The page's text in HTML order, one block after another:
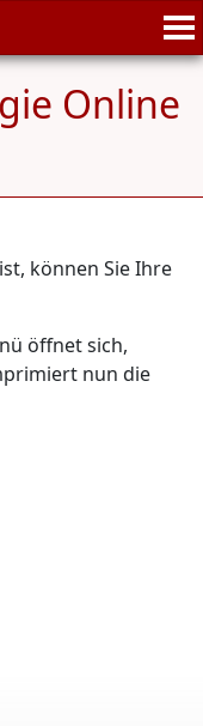
Online
können Sie Ihre
öffnet sich,
nun die